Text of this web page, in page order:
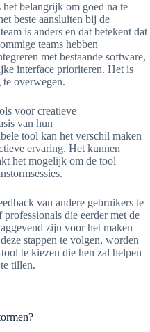
belangrijk om goed na te
beste aansluiten bij de
is anders en dat betekent dat
teams hebben
met bestaande software,
interface prioriteren. Het is
overwegen.
voor creatieve
van hun
tool kan het verschil maken
ervaring. Het kunnen
het mogelijk om de tool
van andere gebruikers te
die eerder met de
zijn voor het maken
stappen te volgen, worden
te kiezen die hen zal helpen
tillen.